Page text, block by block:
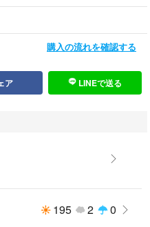
購入の流れを確認する
ア LINEで送る
195 2 0